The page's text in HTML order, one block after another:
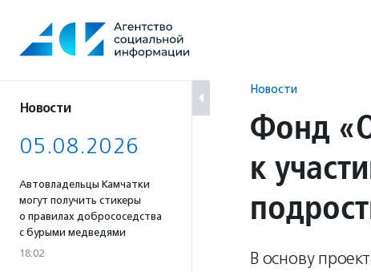
содержанию
Новости
05.08.2026
Автовладельцы Камчатки
могут получить стикеры
о правилах добрососедства
с бурыми медведями
18:02
Новости
Фонд
к
В основу